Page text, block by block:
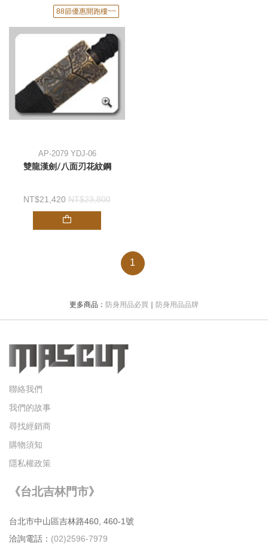
88節優惠開跑樓~~
AP-2079 YDJ-06
雙龍漢劍/八面刃花紋鋼
21,420 23,800
1
更多商品： 防身用品必買 ｜ 防身用品品牌
聯絡我們
我們的故事
尋找經銷商
購物須知
隱私權政策
《台北吉林門市》
台北市中⼭區吉林路460, 460-1號
洽詢電話： (02)2596-7979